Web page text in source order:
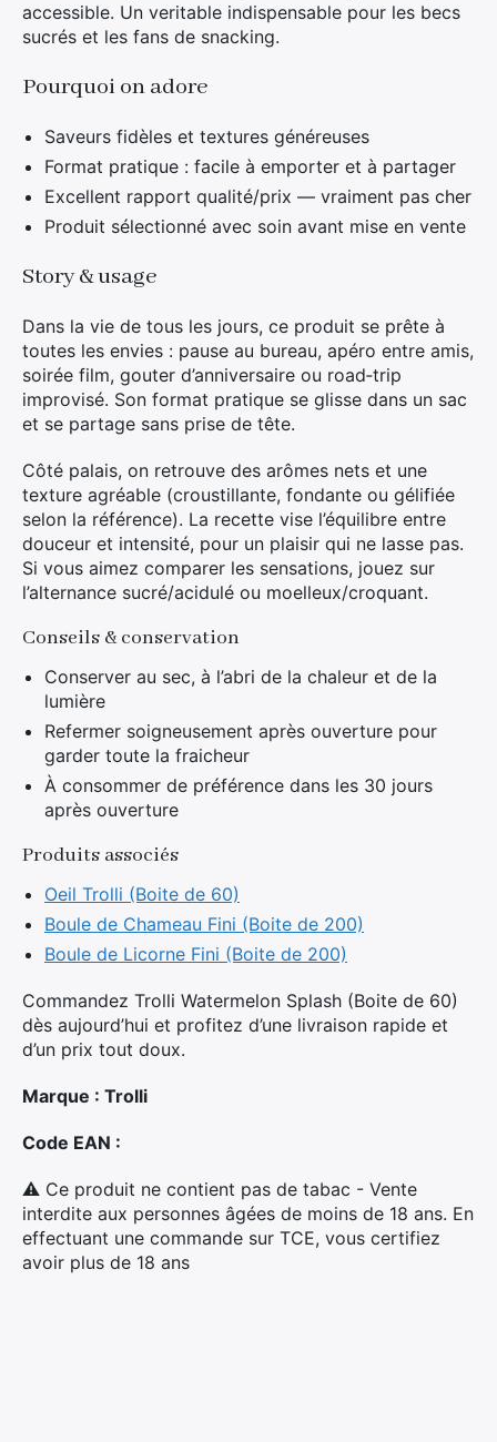
accessible. Un veritable indispensable pour les becs
sucrés et les fans de snacking.
Pourquoi on adore
Saveurs fidèles et textures généreuses
Format pratique : facile à emporter et à partager
Excellent rapport qualité/prix — vraiment pas cher
Produit sélectionné avec soin avant mise en vente
Story & usage
Dans la vie de tous les jours, ce produit se prête à
toutes les envies : pause au bureau, apéro entre amis,
soirée film, gouter d’anniversaire ou road‑trip
improvisé. Son format pratique se glisse dans un sac
et se partage sans prise de tête.
Côté palais, on retrouve des arômes nets et une
texture agréable (croustillante, fondante ou gélifiée
selon la référence). La recette vise l’équilibre entre
douceur et intensité, pour un plaisir qui ne lasse pas.
Si vous aimez comparer les sensations, jouez sur
l’alternance sucré/acidulé ou moelleux/croquant.
Conseils & conservation
Conserver au sec, à l’abri de la chaleur et de la
lumière
Refermer soigneusement après ouverture pour
garder toute la fraicheur
À consommer de préférence dans les 30 jours
après ouverture
Produits associés
Oeil Trolli (Boite de 60)
Boule de Chameau Fini (Boite de 200)
Boule de Licorne Fini (Boite de 200)
Commandez Trolli Watermelon Splash (Boite de 60)
dès aujourd’hui et profitez d’une livraison rapide et
d’un prix tout doux.
Marque : Trolli
Code EAN :
⚠ Ce produit ne contient pas de tabac - Vente
interdite aux personnes âgées de moins de 18 ans. En
effectuant une commande sur TCE, vous certifiez
avoir plus de 18 ans